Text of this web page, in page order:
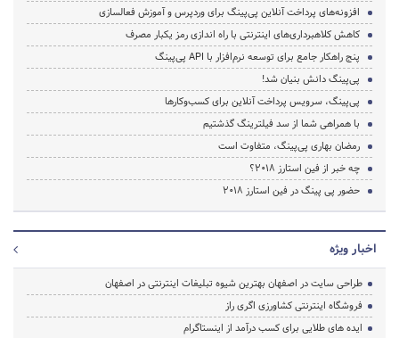
افزونه‌های پرداخت آنلاین پی‌پینگ برای وردپرس و آموزش فعالسازی
کاهش کلاهبرداری‌های اینترنتی با راه اندازی رمز یکبار مصرف
پنج راهکار جامع برای توسعه نرم‌افزار با API پی‌پینگ
پی‌پینگ دانش بنیان شد!
پی‌پینگ، سرویس پرداخت آنلاین برای کسب‌وکارها
با همراهی شما از سد فیلترینگ گذشتیم
رمضان بهاری پی‌پینگ، متفاوت است
چه خبر از فین استارز 2018؟
حضور پی پینگ در فین استارز 2018
اخبار ویژه
طراحی سایت در اصفهان بهترین شیوه تبلیغات اینترنتی در اصفهان
فروشگاه اینترنتی کشاورزی اگری راز
ایده های طلایی برای کسب درآمد از اینستاگرام